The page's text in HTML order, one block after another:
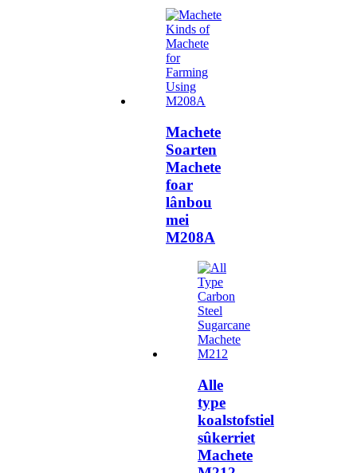
Machete
Soarten
Machete
foar
lânbou
mei
M208A
Alle
type
koalstofstiel
sûkerriet
Machete